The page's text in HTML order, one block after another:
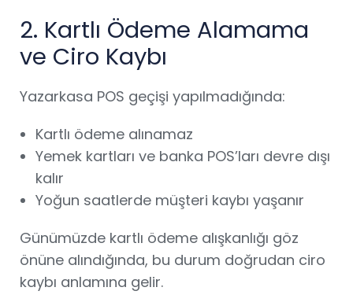
2. Kartlı Ödeme Alamama
ve Ciro Kaybı
Yazarkasa POS geçişi yapılmadığında:
Kartlı ödeme alınamaz
Yemek kartları ve banka POS’ları devre dışı
kalır
Yoğun saatlerde müşteri kaybı yaşanır
Günümüzde kartlı ödeme alışkanlığı göz
önüne alındığında, bu durum doğrudan ciro
kaybı anlamına gelir.